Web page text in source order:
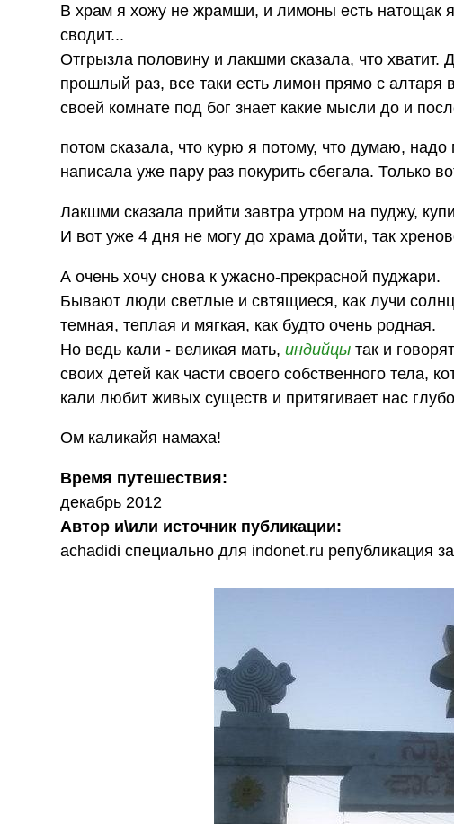
В храм я хожу не жрамши, и лимоны есть натощак
сводит...
Отгрызла половину и лакшми сказала, что хватит.
прошлый раз, все таки есть лимон прямо с
своей комнате под бог знает какие мысли до и
потом сказала, что курю я потому, что думаю,
написала уже пару раз покурить сбегала. Только
Лакшми сказала прийти завтра утром на пуджу,
И вот уже 4 дня не могу до храма дойти, так
А очень хочу снова к ужасно-прекрасной пуджари.
Бывают люди светлые и свтящиеся, как лучи
темная, теплая и мягкая, как будто очень родная.
Но ведь кали - великая мать,индийцы так и
своих детей как части своего собственного тела,
кали любит живых существ и притягивает нас
Ом каликайя намаха!
Время путешествия:
декабрь 2012
Автор и\или источник публикации:
achadidi специально для indonet.ru републикация